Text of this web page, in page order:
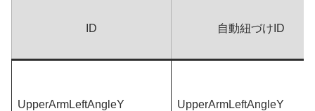
ID 自動紐づけID
UpperArmLeftAngleY UpperArmLeftAngleY